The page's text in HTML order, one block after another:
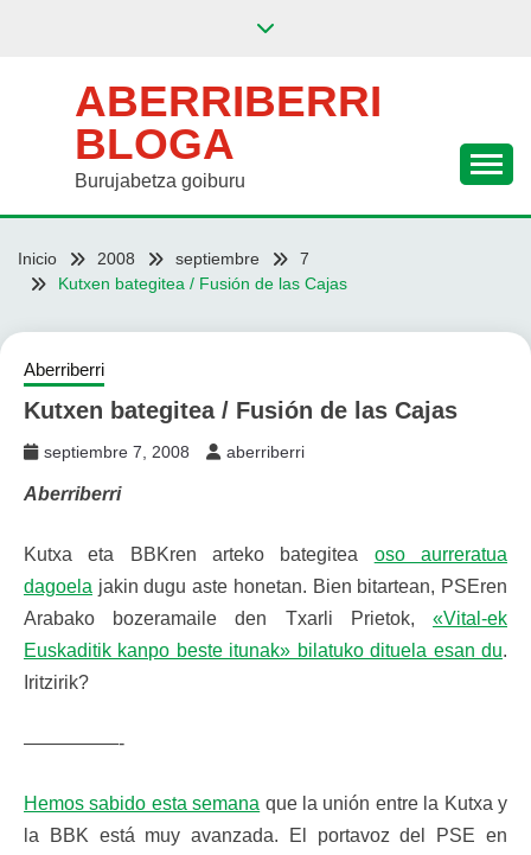
ABERRIBERRI
BLOGA
Burujabetza goiburu
Inicio 2008 septiembre
7
Kutxen bategitea / Fusión de las Cajas
Aberriberri
Kutxen bategitea / Fusión de las Cajas
septiembre 7, 2008 aberriberri
Aberriberri
Kutxa eta BBKren arteko bategitea oso aurreratua
dagoela jakin dugu aste honetan. Bien bitartean, PSEren
Arabako bozeramaile den Txarli Prietok, «Vital-ek
Euskaditik kanpo beste itunak» bilatuko dituela esan du.
Iritzirik?
—————-
Hemos sabido esta semana que la unión entre la Kutxa y
la BBK está muy avanzada. El portavoz del PSE en